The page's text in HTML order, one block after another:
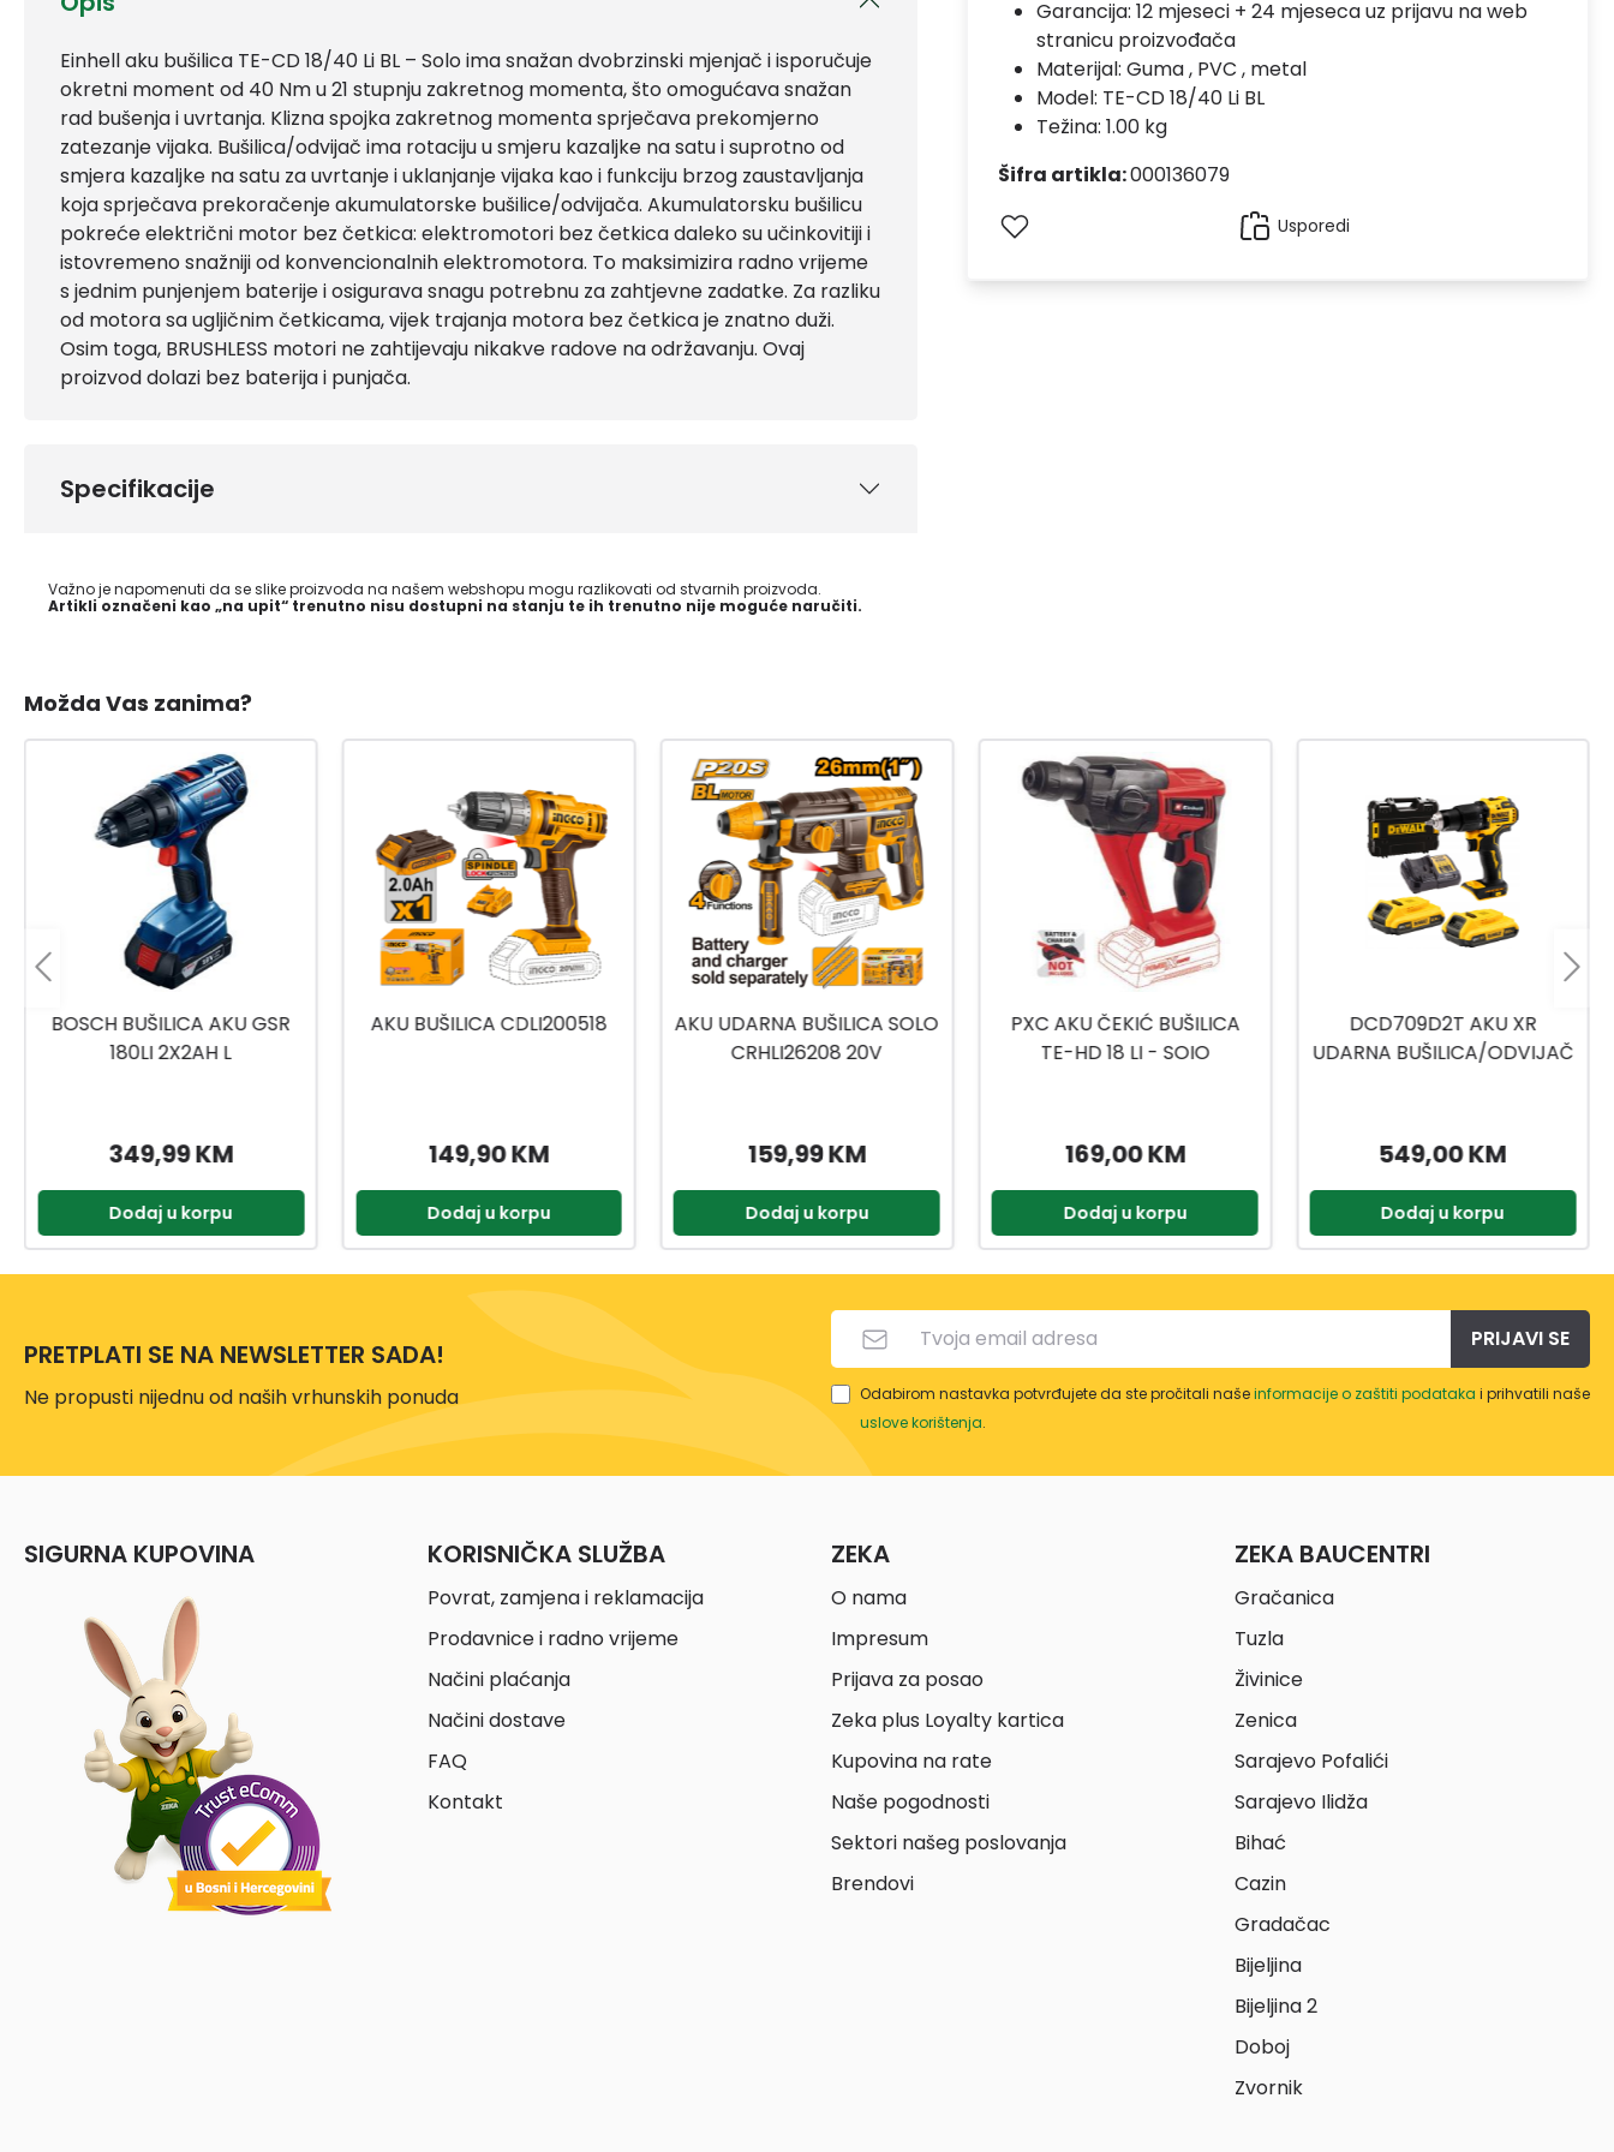
Einhell aku bušilica TE-CD 18/40 Li BL – Solo ima snažan dvobrzinski mjenjač i isporučuje
okretni moment od 40 Nm u 21 stupnju zakretnog momenta, što omogućava snažan
rad bušenja i uvrtanja. Klizna spojka zakretnog momenta sprječava prekomjerno
zatezanje vijaka. Bušilica/odvijač ima rotaciju u smjeru kazaljke na satu i suprotno od
smjera kazaljke na satu za uvrtanje i uklanjanje vijaka kao i funkciju brzog zaustavljanja
koja sprječava prekoračenje akumulatorske bušilice/odvijača. Akumulatorsku bušilicu
pokreće električni motor bez četkica: elektromotori bez četkica daleko su učinkovitiji i
istovremeno snažniji od konvencionalnih elektromotora. To maksimizira radno vrijeme
s jednim punjenjem baterije i osigurava snagu potrebnu za zahtjevne zadatke. Za razliku
od motora sa ugljičnim četkicama, vijek trajanja motora bez četkica je znatno duži.
Osim toga, BRUSHLESS motori ne zahtijevaju nikakve radove na održavanju. Ovaj
proizvod dolazi bez baterija i punjača.
Specifikacije
Važno je napomenuti da se slike proizvoda na našem webshopu mogu razlikovati od stvarnih proizvoda.
Artikli označeni kao „na upit“ trenutno nisu dostupni na stanju te ih trenutno nije moguće naručiti.
Garancija: 12 mjeseci + 24 mjeseca uz prijavu na web
stranicu proizvođača
Materijal: Guma , PVC , metal
Model: TE-CD 18/40 Li BL
Težina: 1.00 kg
Šifra artikla:000136079
Usporedi
Možda Vas zanima?
AKU BUŠILICA CDLI200518
149,90 KM
Dodaj u korpu
AKU UDARNA BUŠILICA SOLO
159,99 KM
Dodaj u korpu
PXC AKU ČEKIĆ BUŠILICA
TE-HD 18 LI - SOIO
169,00 KM
Dodaj u korpu
DCD709D2T AKU XR
UDARNA BUŠILICA/ODVIJAČ
549,00 KM
Dodaj u korpu
AKU UDARNA BUŠILICA
CIDLI20558E
159,99 KM
Dodaj u korpu
PRETPLATI SE NA NEWSLETTER SADA!
Ne propusti nijednu od naših vrhunskih ponuda
PRIJAVI SE
Odabirom nastavka potvrđujete da ste pročitali našeinformacije o zaštiti podataka i prihvatili naše
uslove korištenja.
SIGURNA KUPOVINA KORISNIČKA SLUŽBA
Povrat, zamjena i reklamacija
Prodavnice i radno vrijeme
Načini plaćanja
Načini dostave
FAQ
Kontakt
ZEKA
O nama
Impresum
Prijava za posao
Zeka plus Loyalty kartica
Kupovina na rate
Naše pogodnosti
Sektori našeg poslovanja
Brendovi
ZEKA BAUCENTRI
Gračanica
Tuzla
Živinice
Zenica
Sarajevo Pofalići
Sarajevo Ilidža
Bihać
Cazin
Gradačac
Bijeljina
Bijeljina 2
Doboj
Zvornik